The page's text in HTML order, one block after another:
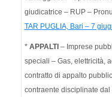
giudicatrice – RUP –
TAR PUGLIA, Bari – 7
* APPALTI – Imprese
speciali – Gas, elettricità,
contratto di appalto
contraente disciplinate dal